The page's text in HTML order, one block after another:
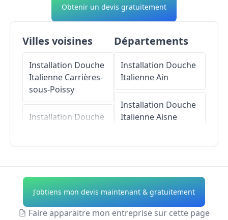
Obtenir un devis gratuitement
Villes voisines
Installation Douche
Italienne Carrières-
sous-Poissy
Installation Douche
Installation Douche
Installation Douche
Départements
Installation Douche
ItalienneAin
Installation Douche
ItalienneAisne
Installation Douche
Italienne Alpes-de-
Haute-Provence
J'obtiens mon devis maintenant & gratuitement
Faire apparaitre mon entreprise sur cette page